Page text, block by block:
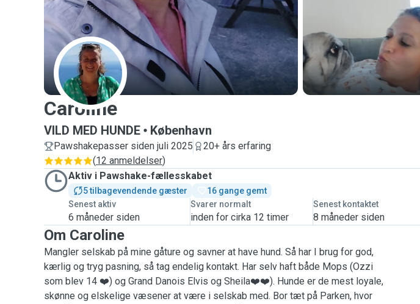
C
Caroline
VILD MED HUNDE København
Pawshakepasser siden juli 2025
20+ års erfaring
(12 anmeldelser)
Aktiv i Pawshake-fællesskabet
5 tilbagevendende gæster
16 gange gemt
Senest aktiv
6 måneder siden
Svarer normalt
inden for cirka 12 timer
Senest kontaktet
8 måneder siden
Om Caroline
Mangler selskab på mine gåture og savner at have hund. Så har I brug for god,
kærlig og tryg pasning, så tag endelig kontakt. Har selv haft både Mops (Ozzi
som blev 14 ❤️) og Grand Danois Elvis og Sheila❤️❤️). Hunde er de mest loyale,
skønne og elskelige væsener at være i selskab med. Bor tæt på Parken, hvor